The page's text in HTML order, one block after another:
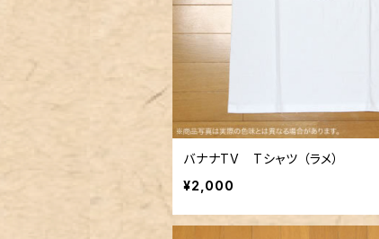
バナナTV Tシャツ （ラメ）
¥2,000